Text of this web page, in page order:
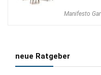
Manifesto
neue Ratgeber